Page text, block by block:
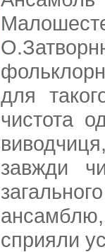
для
чистота
завжди
сприяли